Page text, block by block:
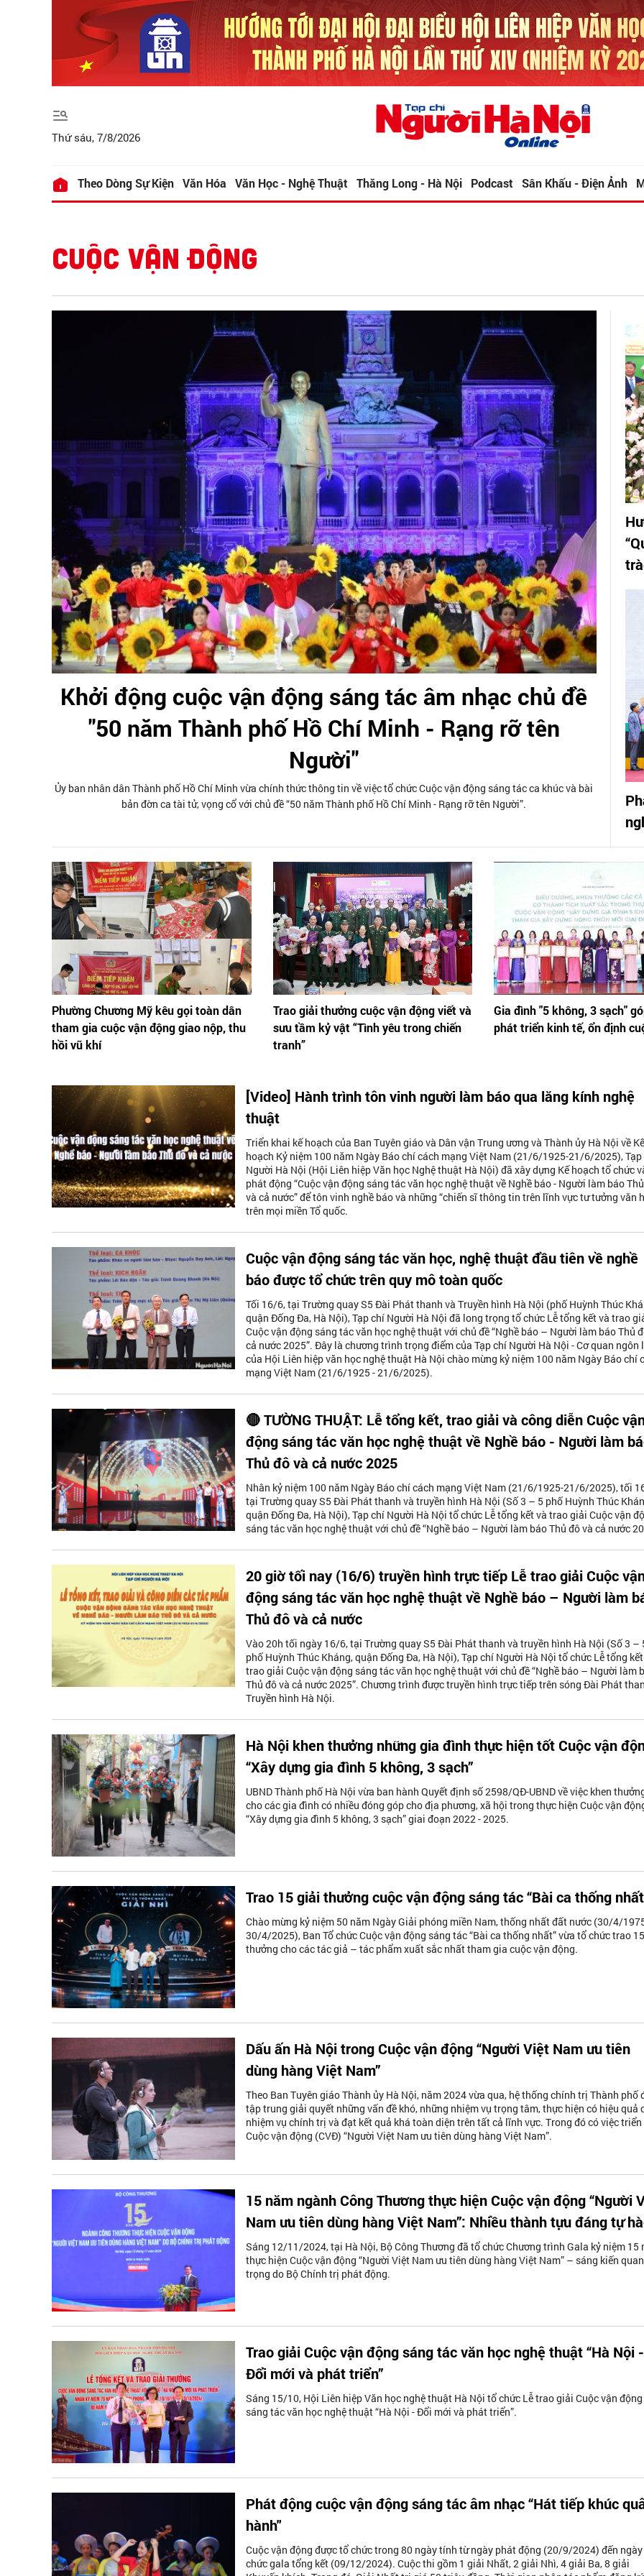
Thứ sáu, 7/8/2026
Theo Dòng Sự Kiện Văn Hóa Văn Học - Nghệ Thuật Thăng Long - Hà Nội Podcast Sân Khấu - Điện Ảnh
CUỘC VẬN ĐỘNG
Khởi động cuộc vận động sáng tác âm nhạc chủ đề
"50 năm Thành phố Hồ Chí Minh - Rạng rỡ tên
Người"
Ủy ban nhân dân Thành phố Hồ Chí Minh vừa chính thức thông tin về việc tổ chức Cuộc vận động sáng tác ca khúc và bài
bản đờn ca tài tử, vọng cổ với chủ đề “50 năm Thành phố Hồ Chí Minh - Rạng rỡ tên Người”.
Phường Chương Mỹ kêu gọi toàn dân
tham gia cuộc vận động giao nộp, thu
hồi vũ khí
Trao giải thưởng cuộc vận động viết và
sưu tầm kỷ vật “Tình yêu trong chiến
tranh”
Gia đình "5 không, 3 sạch"
phát triển kinh tế, ổn định
[Video] Hành trình tôn vinh người làm báo qua lăng kính nghệ
thuật
Triển khai kế hoạch của Ban Tuyên giáo và Dân vận Trung ương và Thành ủy Hà Nội về Kế
hoạch Kỷ niệm 100 năm Ngày Báo chí cách mạng Việt Nam (21/6/1925-21/6/2025),
Người Hà Nội (Hội Liên hiệp Văn học Nghệ thuật Hà Nội) đã xây dựng Kế hoạch tổ chức
phát động “Cuộc vận động sáng tác văn học nghệ thuật về Nghề báo - Người làm báo
và cả nước” để tôn vinh nghề báo và những “chiến sĩ thông tin trên lĩnh vực tư tưởng văn
trên mọi miền Tổ quốc.
Cuộc vận động sáng tác văn học, nghệ thuật đầu tiên về nghề
báo được tổ chức trên quy mô toàn quốc
Tối 16/6, tại Trường quay S5 Đài Phát thanh và Truyền hình Hà Nội (phố Huỳnh Thúc
quận Đống Đa, Hà Nội), Tạp chí Người Hà Nội đã long trọng tổ chức Lễ tổng kết và trao
Cuộc vận động sáng tác văn học nghệ thuật với chủ đề “Nghề báo – Người làm báo Thủ
cả nước 2025”. Đây là chương trình trọng điểm của Tạp chí Người Hà Nội - Cơ quan ngôn
của Hội Liên hiệp văn học nghệ thuật Hà Nội chào mừng kỷ niệm 100 năm Ngày Báo chí
mạng Việt Nam (21/6/1925 - 21/6/2025).
🔴 TƯỜNG THUẬT: Lễ tổng kết, trao giải và công diễn Cuộc
động sáng tác văn học nghệ thuật về Nghề báo - Người làm
Thủ đô và cả nước 2025
Nhân kỷ niệm 100 năm Ngày Báo chí cách mạng Việt Nam (21/6/1925-21/6/2025), tối
tại Trường quay S5 Đài Phát thanh và truyền hình Hà Nội (Số 3 – 5 phố Huỳnh Thúc
quận Đống Đa, Hà Nội), Tạp chí Người Hà Nội tổ chức Lễ tổng kết và trao giải Cuộc vận
sáng tác văn học nghệ thuật với chủ đề “Nghề báo – Người làm báo Thủ đô và cả nước
20 giờ tối nay (16/6) truyền hình trực tiếp Lễ trao giải Cuộc
động sáng tác văn học nghệ thuật về Nghề báo – Người làm
Thủ đô và cả nước
Vào 20h tối ngày 16/6, tại Trường quay S5 Đài Phát thanh và truyền hình Hà Nội (Số 3 –
phố Huỳnh Thúc Kháng, quận Đống Đa, Hà Nội), Tạp chí Người Hà Nội tổ chức Lễ tổng
trao giải Cuộc vận động sáng tác văn học nghệ thuật với chủ đề “Nghề báo – Người làm
Thủ đô và cả nước 2025”. Chương trình được truyền hình trực tiếp trên sóng Đài Phát
Truyền hình Hà Nội.
Hà Nội khen thưởng những gia đình thực hiện tốt Cuộc vận
“Xây dựng gia đình 5 không, 3 sạch”
UBND Thành phố Hà Nội vừa ban hành Quyết định số 2598/QĐ-UBND về việc khen
cho các gia đình có nhiều đóng góp cho địa phương, xã hội trong thực hiện Cuộc vận
“Xây dựng gia đình 5 không, 3 sạch” giai đoạn 2022 - 2025.
Trao 15 giải thưởng cuộc vận động sáng tác “Bài ca thống
Chào mừng kỷ niệm 50 năm Ngày Giải phóng miền Nam, thống nhất đất nước (30/4/
30/4/2025), Ban Tổ chức Cuộc vận động sáng tác “Bài ca thống nhất” vừa tổ chức trao
thưởng cho các tác giả – tác phẩm xuất sắc nhất tham gia cuộc vận động.
Dấu ấn Hà Nội trong Cuộc vận động “Người Việt Nam ưu tiên
dùng hàng Việt Nam”
Theo Ban Tuyên giáo Thành ủy Hà Nội, năm 2024 vừa qua, hệ thống chính trị Thành phố
tập trung giải quyết những vấn đề khó, những nhiệm vụ trọng tâm, thực hiện có hiệu quả
nhiệm vụ chính trị và đạt kết quả khá toàn diện trên tất cả lĩnh vực. Trong đó có việc triển
Cuộc vận động (CVĐ) “Người Việt Nam ưu tiên dùng hàng Việt Nam”.
15 năm ngành Công Thương thực hiện Cuộc vận động “Người
Nam ưu tiên dùng hàng Việt Nam”: Nhiều thành tựu đáng tự
Sáng 12/11/2024, tại Hà Nội, Bộ Công Thương đã tổ chức Chương trình Gala kỷ niệm 15
thực hiện Cuộc vận động “Người Việt Nam ưu tiên dùng hàng Việt Nam” – sáng kiến quan
trọng do Bộ Chính trị phát động.
Trao giải Cuộc vận động sáng tác văn học nghệ thuật “Hà Nội -
Đổi mới và phát triển”
Sáng 15/10, Hội Liên hiệp Văn học nghệ thuật Hà Nội tổ chức Lễ trao giải Cuộc vận động
sáng tác văn học nghệ thuật “Hà Nội - Đổi mới và phát triển”.
Phát động cuộc vận động sáng tác âm nhạc “Hát tiếp khúc
hành"
Cuộc vận động được tổ chức trong 80 ngày tính từ ngày phát động (20/9/2024) đến
chức gala tổng kết (09/12/2024). Cuộc thi gồm 1 giải Nhất, 2 giải Nhì, 4 giải Ba, 8 giải